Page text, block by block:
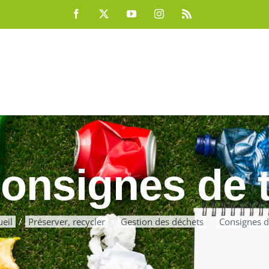
Facebook YouTubeInstagram
de
Préserver, recycler Gestion des déchets Consignes